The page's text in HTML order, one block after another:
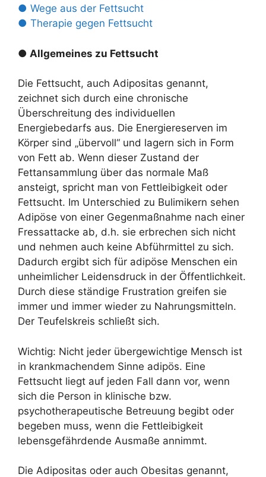
● Wege aus der Fettsucht
● Therapie gegen Fettsucht
● Allgemeines zu Fettsucht
Die Fettsucht, auch Adipositas genannt,
zeichnet sich durch eine chronische
Überschreitung des individuellen
Energiebedarfs aus. Die Energiereserven im
Körper sind „übervoll“ und lagern sich in Form
von Fett ab. Wenn dieser Zustand der
Fettansammlung über das normale Maß
ansteigt, spricht man von Fettleibigkeit oder
Fettsucht. Im Unterschied zu Bulimikern sehen
Adipöse von einer Gegenmaßnahme nach einer
Fressattacke ab, d.h. sie erbrechen sich nicht
und nehmen auch keine Abführmittel zu sich.
Dadurch ergibt sich für adipöse Menschen ein
unheimlicher Leidensdruck in der Öffentlichkeit.
Durch diese ständige Frustration greifen sie
immer und immer wieder zu Nahrungsmitteln.
Der Teufelskreis schließt sich.
Wichtig: Nicht jeder übergewichtige Mensch ist
in krankmachendem Sinne adipös. Eine
Fettsucht liegt auf jeden Fall dann vor, wenn
sich die Person in klinische bzw.
psychotherapeutische Betreuung begibt oder
begeben muss, wenn die Fettleibigkeit
lebensgefährdende Ausmaße annimmt.
Die Adipositas oder auch Obesitas genannt,